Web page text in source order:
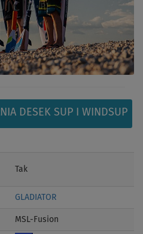
DESEK SUP I WINDSUP
Tak
GLADIATOR
MSL-Fusion